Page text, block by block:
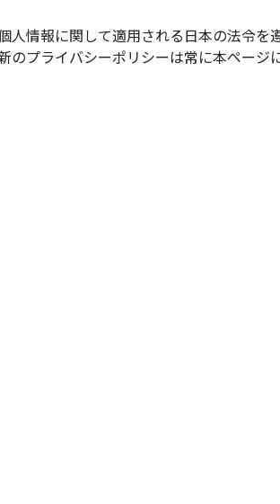
人情報に関して適用される日本の法令を
のプライバシーポリシーは常に本ページ